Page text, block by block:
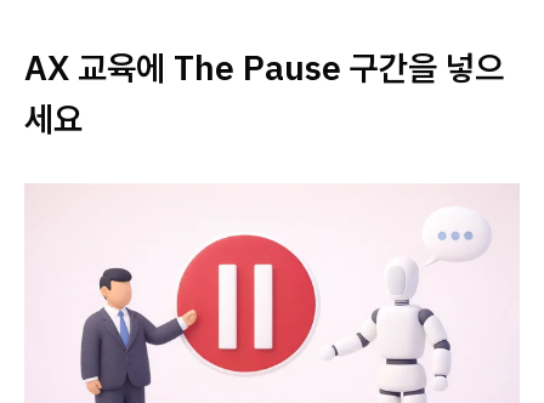
AX 교육에 The Pause 구간을 넣으
세요